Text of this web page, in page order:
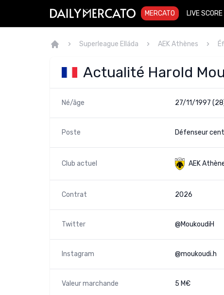
MERCATO LIVE SCORE
Superleague Elláda AEK Athènes
Actualité Harold
Né/âge 27/11/1997
Poste Défenseur
Club actuel AEK
Contrat 2026
Twitter @MoukoudiH
Instagram @moukoudi.h
Valeur marchande 5 M€